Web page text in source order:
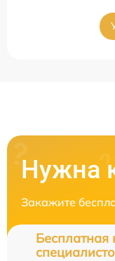
Нужна
Закажите
Бесплатная